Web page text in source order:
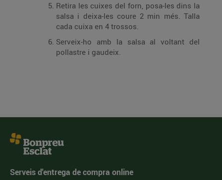
Retira les cuixes del forn, posa-les dins la
salsa i deixa-les coure 2 min més. Talla
cada cuixa en 4 trossos.
Serveix-ho amb la salsa al voltant del
pollastre i gaudeix.
Serveis d'entrega de compra online